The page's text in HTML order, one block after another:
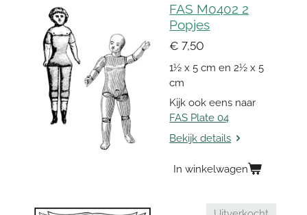
FAS M0402 2
Popjes
€ 7,50
1½ x 5 cm en 2½ x 5
cm
Kijk ook eens naar
FAS Plate 04
Bekijk details
In winkelwagen